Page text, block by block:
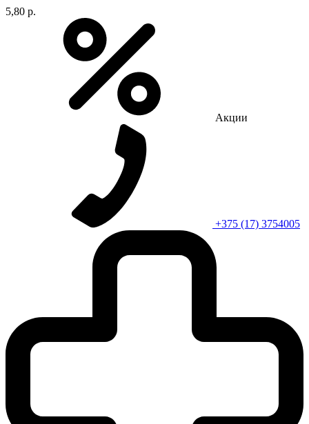
5,80 р.
Акции
+375 (17) 3754005